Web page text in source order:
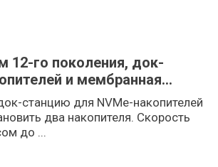
12-го поколения, док-
и мембранная
станцию для NVMe-накопителей
два накопителя. Скорость
до ...